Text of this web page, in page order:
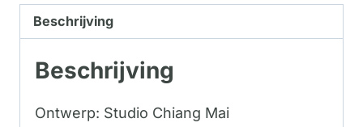
Beschrijving
Beschrijving
Ontwerp: Studio Chiang Mai